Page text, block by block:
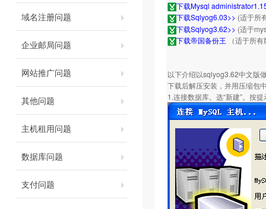
域名注册问题
企业邮局问题
网站推广问题
其他问题
主机租用问题
数据库问题
支付问题
下载Mysql
下载Sqlyog6.03>> (适于所
下载Sqlyog3.62>> (适于
下载帝国备份王 （适于所
以下介绍以sqlyog3.62中文版
下载后解压安装，并用压缩包
1.连接数据库。选“新建”。按